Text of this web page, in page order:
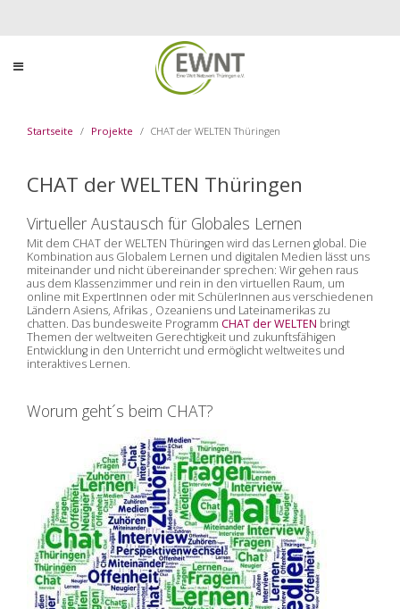
Startseite Projekte CHAT der WELTEN Thüringen
CHAT der WELTEN Thüringen
Virtueller Austausch für Globales Lernen
Mit dem CHAT der WELTEN Thüringen wird das Lernen global. Die
Kombination aus Globalem Lernen und digitalen Medien lässt uns
miteinander und nicht übereinander sprechen: Wir gehen raus
aus dem Klassenzimmer und rein in den virtuellen Raum, um
online mit ExpertInnen oder mit SchülerInnen aus verschiedenen
Ländern Asiens, Afrikas , Ozeaniens und Lateinamerikas zu
chatten. Das bundesweite Programm CHAT der WELTEN bringt
Themen der weltweiten Gerechtigkeit und zukunftsfähigen
Entwicklung in den Unterricht und ermöglicht weltweites und
interaktives Lernen.
Worum geht´s beim CHAT?